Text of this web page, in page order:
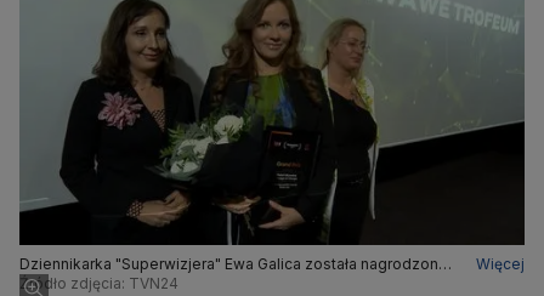
Dziennikarka "Superwizjera" Ewa Galica została nagrodzona
na XIV Międzynarodowym Festiwalu Filmów Dokumentalnych
Więcej
Źródło zdjęcia: TVN24